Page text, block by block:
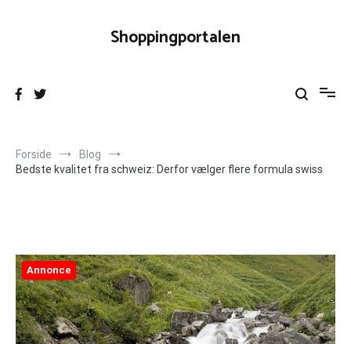
Shoppingportalen
Forside
Blog
Bedste kvalitet fra schweiz: Derfor vælger flere formula swiss
Annonce